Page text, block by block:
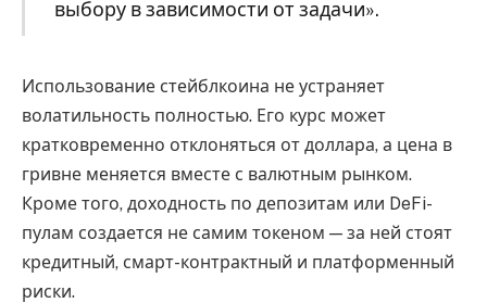
выбору в зависимости от задачи».
Использование стейблкоина не устраняет
волатильность полностью. Его курс может
кратковременно отклоняться от доллара, а цена в
гривне меняется вместе с валютным рынком.
Кроме того, доходность по депозитам или DeFi-
пулам создается не самим токеном — за ней стоят
кредитный, смарт-контрактный и платформенный
риски.